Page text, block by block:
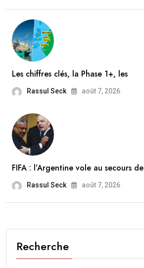
Les chiffres clés, la Phase 1+, les
Rassul Seck août 7, 2026
FIFA : l’Argentine vole au secours de
Rassul Seck août 7, 2026
Recherche